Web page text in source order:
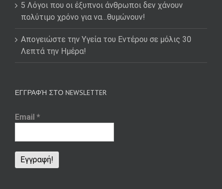
5 Λόγοι που οι έξυπνοι άνθρωποι δεν χάνουν
πολύτιμο χρόνο για να…θυμώνουν!
Απογειώστε την Υγεία του Εντέρου σε μόλις 30
Λεπτά την Ημέρα!
ΕΓΓΡΑΦΉ ΣΤΟ NEWSLETTER
Email *